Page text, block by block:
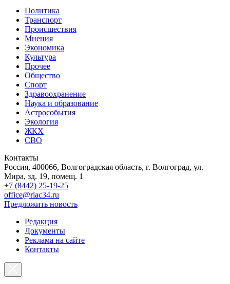
Политика
Транспорт
Происшествия
Мнения
Экономика
Культура
Прочее
Общество
Спорт
Здравоохранение
Наука и образование
Астрособытия
Экология
ЖКХ
СВО
Контакты
Россия, 400066, Волгоградская область, г. Волгоград, ул.
Мира, зд. 19, помещ. 1
+7 (8442) 25-19-25
office@riac34.ru
Предложить новость
Редакция
Документы
Реклама на сайте
Контакты